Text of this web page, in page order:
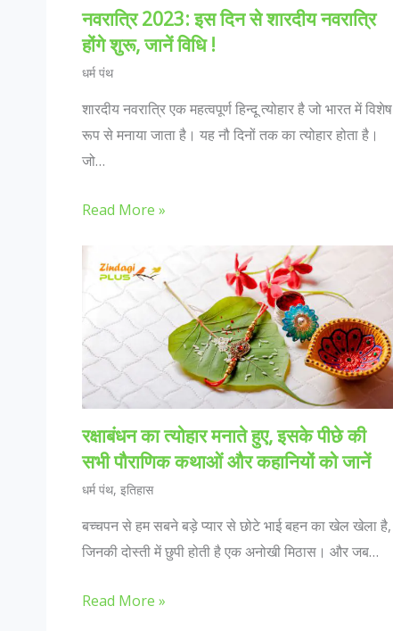
नवरात्रि 2023: इस दिन से शारदीय नवरात्रि
होंगे शुरू, जानें विधि !
धर्म पंथ
शारदीय नवरात्रि एक महत्वपूर्ण हिन्दू त्योहार है जो भारत में विशेष
रूप से मनाया जाता है। यह नौ दिनों तक का त्योहार होता है।
जो…
Read More »
रक्षाबंधन का त्योहार मनाते हुए, इसके पीछे की
सभी पौराणिक कथाओं और कहानियों को जानें
धर्म पंथ, इतिहास
बच्चपन से हम सबने बड़े प्यार से छोटे भाई बहन का खेल खेला है,
जिनकी दोस्ती में छुपी होती है एक अनोखी मिठास। और जब…
Read More »